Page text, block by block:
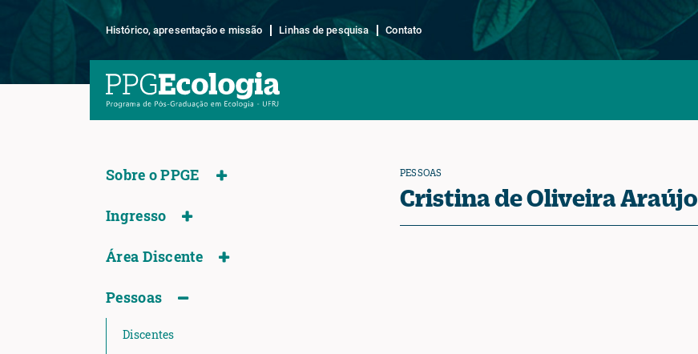
Histórico, apresentação e missão Linhas de pesquisa Contato
Sobre o PPGE
Ingresso
Área Discente
Pessoas
Discentes
PESSOAS
Cristina de Oliveira Araújo